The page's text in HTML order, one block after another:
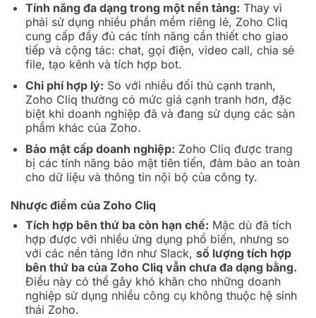
Tính năng đa dạng trong một nền tảng: Thay vì
phải sử dụng nhiều phần mềm riêng lẻ, Zoho Cliq
cung cấp đầy đủ các tính năng cần thiết cho giao
tiếp và cộng tác: chat, gọi điện, video call, chia sẻ
file, tạo kênh và tích hợp bot.
Chi phí hợp lý: So với nhiều đối thủ cạnh tranh,
Zoho Cliq thường có mức giá cạnh tranh hơn, đặc
biệt khi doanh nghiệp đã và đang sử dụng các sản
phẩm khác của Zoho.
Bảo mật cấp doanh nghiệp: Zoho Cliq được trang
bị các tính năng bảo mật tiên tiến, đảm bảo an toàn
cho dữ liệu và thông tin nội bộ của công ty.
Nhược điểm của Zoho Cliq
Tích hợp bên thứ ba còn hạn chế: Mặc dù đã tích
hợp được với nhiều ứng dụng phổ biến, nhưng so
với các nền tảng lớn như Slack, số lượng tích hợp
bên thứ ba của Zoho Cliq vẫn chưa đa dạng bằng.
Điều này có thể gây khó khăn cho những doanh
nghiệp sử dụng nhiều công cụ không thuộc hệ sinh
thái Zoho.